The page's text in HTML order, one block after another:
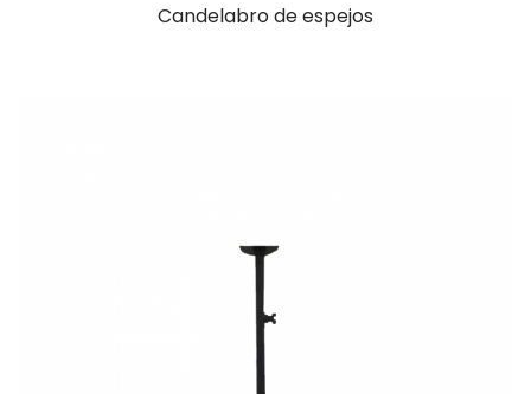
Candelabro de espejos